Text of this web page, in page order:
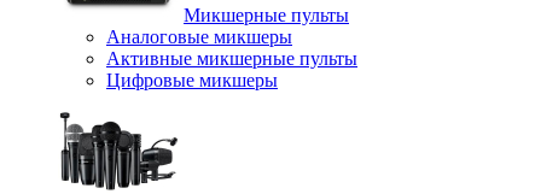
Микшерные пульты
Аналоговые микшеры
Активные микшерные пульты
Цифровые микшеры